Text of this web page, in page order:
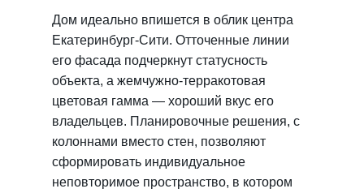
Дом идеально впишется в облик центра
Екатеринбург-Сити. Отточенные линии
его фасада подчеркнут статусность
объекта, а жемчужно-терракотовая
цветовая гамма — хороший вкус его
владельцев. Планировочные решения, с
колоннами вместо стен, позволяют
сформировать индивидуальное
неповторимое пространство, в котором